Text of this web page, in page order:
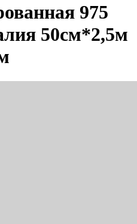
975
50см*2,5м